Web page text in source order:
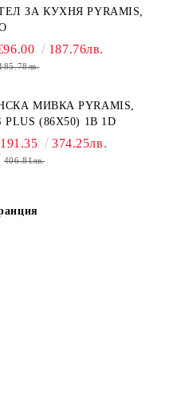
ЗА КУХНЯ PYRAMIS,
187.76лв.
МИВКА PYRAMIS,
PLUS (86X50) 1B 1D
374.25лв.
406.81лв.